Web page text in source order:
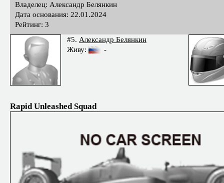
Владелец: Александр Белянкин
Дата основания: 22.01.2024
Рейтинг: 3
#5. Александр Белянкин
Живу:
-
Rapid Unleashed Squad